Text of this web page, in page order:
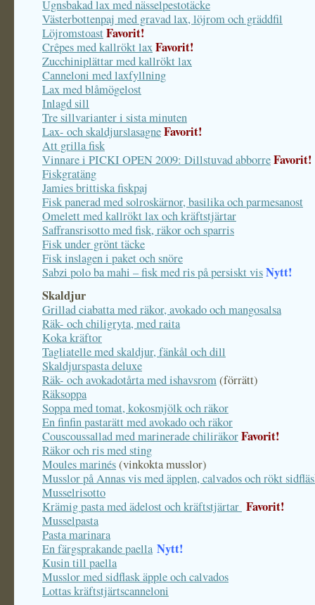
Ugnsbakad lax med nässelpestotäcke
Västerbottenpaj med gravad lax, löjrom och gräddfil
LöjromstoastFavorit!
Crêpes med kallrökt laxFavorit!
Zucchiniplättar med kallrökt lax
Canneloni med laxfyllning
Lax med blåmögelost
Inlagd sill
Tre sillvarianter i sista minuten
Lax- och skaldjurslasagneFavorit!
Att grilla fisk
Vinnare i PICKI OPEN 2009: Dillstuvad abborreFavorit!
Fiskgratäng
Jamies brittiska fiskpaj
Fisk panerad med solroskärnor, basilika och parmesanost
Omelett med kallrökt lax och kräftstjärtar
Saffransrisotto med fisk, räkor och sparris
Fisk under grönt täcke
Fisk inslagen i paket och snöre
Sabzi polo ba mahi – fisk med ris på persiskt visNytt!
Skaldjur
Grillad ciabatta med räkor, avokado och mangosalsa
Räk- och chiligryta, med raita
Koka kräftor
Tagliatelle med skaldjur, fänkål och dill
Skaldjurspasta deluxe
Räk- och avokadotårta med ishavsrom(förrätt)
Räksoppa
Soppa med tomat, kokosmjölk och räkor
En finfin pastarätt med avokado och räkor
Couscoussallad med marinerade chiliräkorFavorit!
Räkor och ris med sting
Moules marinés(vinkokta musslor)
Musslor på Annas vis med äpplen, calvados och rökt
Musselrisotto
Krämig pasta med ädelost och kräftstjärtar Favorit!
Musselpasta
Pasta marinara
En färgsprakande paella Nytt!
Kusin till paella
Musslor med sidflask äpple och calvados
Lottas kräftstjärtscanneloni